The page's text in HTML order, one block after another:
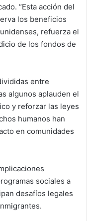
“Esta acción del
los beneficios
refuerza el
de los fondos de
entre
algunos aplauden el
y reforzar las leyes
humanos han
en comunidades
sociales a
desafíos legales